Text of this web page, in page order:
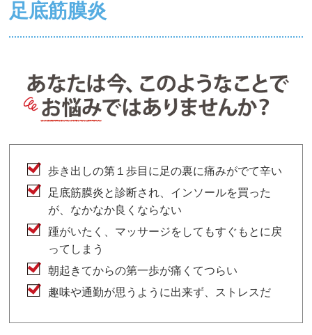
足底筋膜炎
歩き出しの第１歩目に足の裏に痛みがでて辛い
足底筋膜炎と診断され、インソールを買った
が、なかなか良くならない
踵がいたく、マッサージをしてもすぐもとに戻
ってしまう
朝起きてからの第一歩が痛くてつらい
趣味や通勤が思うように出来ず、ストレスだ